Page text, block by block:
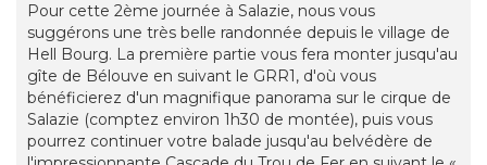
Pour cette 2ème journée à Salazie, nous vous
suggérons une très belle randonnée depuis le village de
Hell Bourg. La première partie vous fera monter jusqu'au
gîte de Bélouve en suivant le GRR1, d'où vous
bénéficierez d'un magnifique panorama sur le cirque de
Salazie (comptez environ 1h30 de montée), puis vous
pourrez continuer votre balade jusqu'au belvédère de